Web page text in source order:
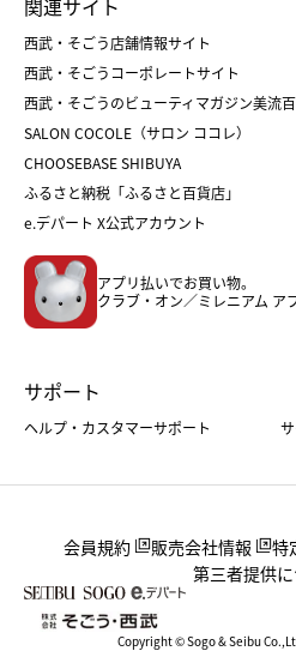
父の日
クリスマスケーキ
ホワイトデー
菓子折り
和菓子
人気のギフト
バレンタイン
おせち
フード
ホーム・キッチン＆アート
関連サイト
西武・そごう店舗情報サイト
西武・そごうコーポレートサイト
西武・そごうのビューティマガジン美流
SALON COCOLE（サロン ココレ）
CHOOSEBASE SHIBUYA
ふるさと納税「ふるさと百貨店」
e.デパート X公式アカウント
アプリ払いでお買い物。
クラブ・オン／ミレニアム ア
サポート
ヘルプ・カスタマーサポート
会員規約 販売会社情報
特
第三者提供
Copyright © Sogo & Seibu